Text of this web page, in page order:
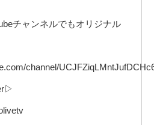
チャンネルでもオリジナル
channel/